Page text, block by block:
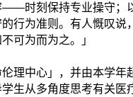
时刻保持专业操守；
行为准则。有人慨叹说
可为而为之。」
理中心」，并由本学年
生从多角度思考有关医